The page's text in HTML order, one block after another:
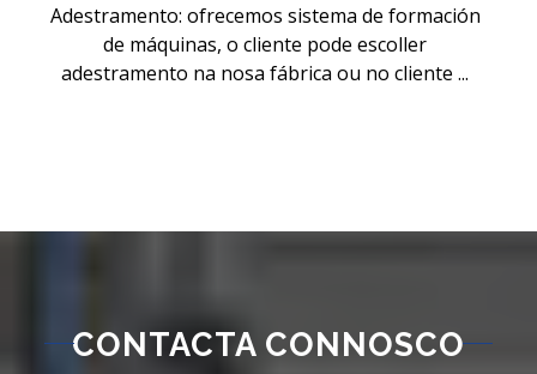
Adestramento: ofrecemos sistema de formación
de máquinas, o cliente pode escoller
adestramento na nosa fábrica ou no cliente ...
CONTACTA CONNOSCO